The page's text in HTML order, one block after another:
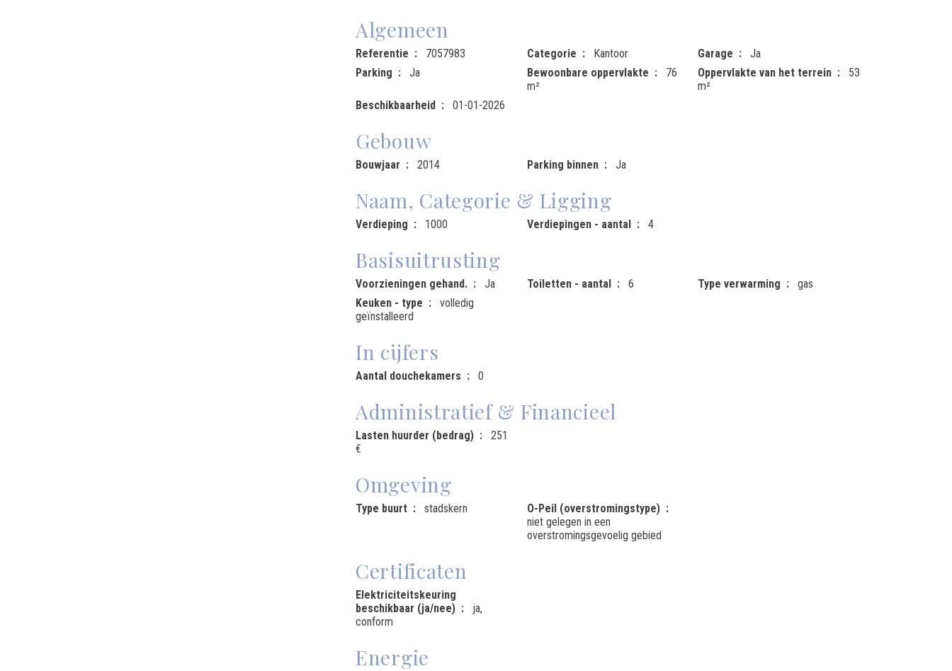
Algemeen
Referentie 7057983 Categorie Kantoor Garage
Ja
Parking
Ja Bewoonbare oppervlakte
76
m²
Oppervlakte van het terrein
53
m²
Beschikbaarheid
01-01-2026
Gebouw
Bouwjaar 2014 Parking binnen Ja
Naam, Categorie & Ligging
Verdieping 1000 Verdiepingen - aantal 4
Basisuitrusting
Voorzieningen gehand. Ja Toiletten - aantal 6 Type verwarming
gas
Keuken - type
volledig
geïnstalleerd
In cijfers
Aantal douchekamers 0
Administratief & Financieel
Lasten huurder (bedrag)
251
€
Omgeving
Type buurt stadskern
O-Peil (overstromingstype)
niet gelegen in een
overstromingsgevoelig gebied
Certificaten
Elektriciteitskeuring
beschikbaar (ja/nee)
ja,
conform
Energie